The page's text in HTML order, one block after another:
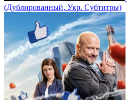
(Дублированный, Укр. Субтитры)